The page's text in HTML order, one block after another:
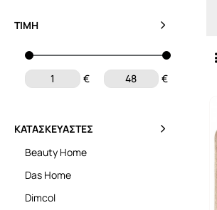
ΤΙΜΉ
€ €
ΚΑΤΑΣΚΕΥΑΣΤΈΣ
Beauty Home
Das Home
Dimcol